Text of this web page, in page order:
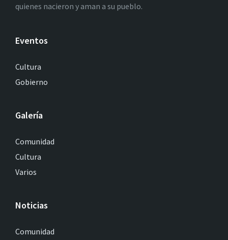
quienes nacieron y aman a su pueblo.
Eventos
Cultura
Gobierno
Galería
Comunidad
Cultura
Varios
Noticias
Comunidad